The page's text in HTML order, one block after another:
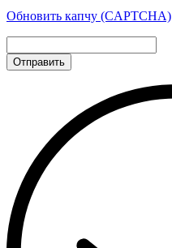
Обновить капчу (CAPTCHA)
Отправить